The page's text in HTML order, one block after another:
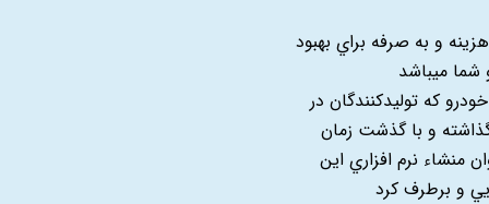
و به صرفه براي بهبود
شما ميباشد
که توليدکنندگان در
و با گذشت زمان
منشاء نرم افزاري اين
و برطرف کرد